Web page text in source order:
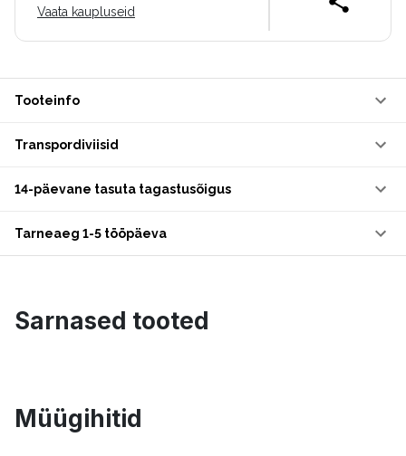
Vaata kaupluseid
Tooteinfo
Transpordiviisid
14-päevane tasuta tagastusõigus
Tarneaeg 1-5 tööpäeva
Sarnased tooted
Müügihitid